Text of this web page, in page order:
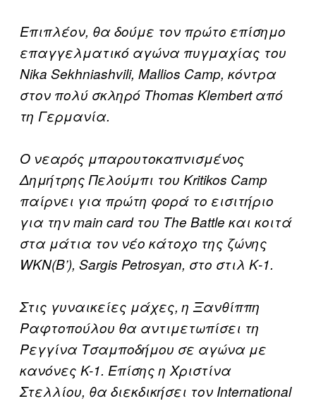
Επιπλέον, θα δούμε τον πρώτο επίσημο
επαγγελματικό αγώνα πυγμαχίας του
Nika Sekhniashvili, Mallios Camp, κόντρα
στον πολύ σκληρό Thomas Klembert από
τη Γερμανία.
Ο νεαρός μπαρουτοκαπνισμένος
Δημήτρης Πελούμπι του Kritikos Camp
παίρνει για πρώτη φορά το εισιτήριο
για την main card του The Battle και κοιτά
στα μάτια τον νέο κάτοχο της ζώνης
WKN(B’), Sargis Petrosyan, στο στιλ Κ-1.
Στις γυναικείες μάχες, η Ξανθίππη
Ραφτοπούλου θα αντιμετωπίσει τη
Ρεγγίνα Τσαμποδήμου σε αγώνα με
κανόνες K-1. Επίσης η Χριστίνα
Στελλίου, θα διεκδικήσει τον International